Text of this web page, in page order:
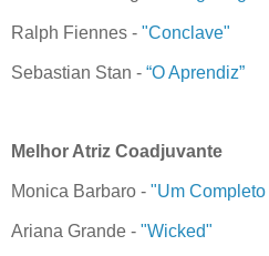
Ralph Fiennes - "Conclave"
Sebastian Stan - “O Aprendiz”
Melhor Atriz Coadjuvante
Monica Barbaro - "Um
Ariana Grande - "Wicked"